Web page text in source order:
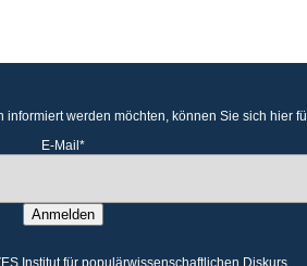
werden möchten, können Sie sich hier
E-Mail*
Anmelden
Institut für populärwissenschaftlichen Diskurs